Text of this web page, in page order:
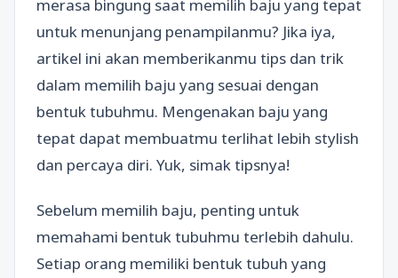
merasa bingung saat memilih baju yang tepat
untuk menunjang penampilanmu? Jika iya,
artikel ini akan memberikanmu tips dan trik
dalam memilih baju yang sesuai dengan
bentuk tubuhmu. Mengenakan baju yang
tepat dapat membuatmu terlihat lebih stylish
dan percaya diri. Yuk, simak tipsnya!
Sebelum memilih baju, penting untuk
memahami bentuk tubuhmu terlebih dahulu.
Setiap orang memiliki bentuk tubuh yang